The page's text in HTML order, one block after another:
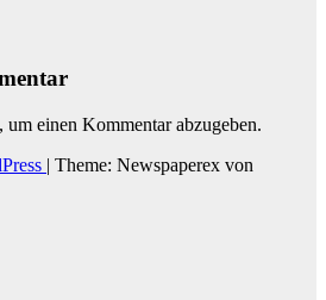
um einen Kommentar abzugeben.
| Theme: Newspaperex von